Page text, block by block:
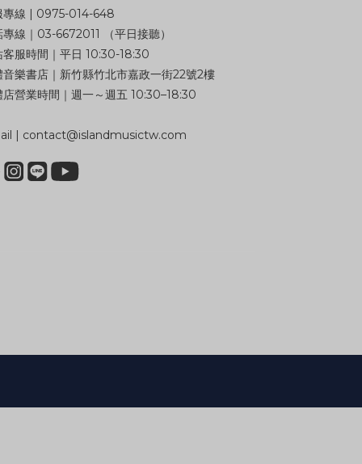
專線 | 0975-014-648
專線｜03-6672011 （平日接聽）
客服時間｜平日 10:30-18:30
音樂書店｜新竹縣竹北市嘉政一街22號2樓
店營業時間｜週一～週五 10:30–18:30
| contact@islandmusictw.com